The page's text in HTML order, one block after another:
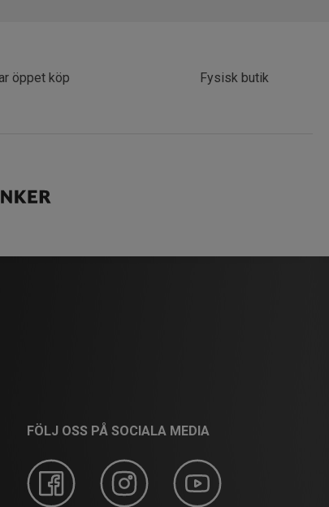
öppet köp Fysisk butik
FÖLJ OSS PÅ SOCIALA MEDIA